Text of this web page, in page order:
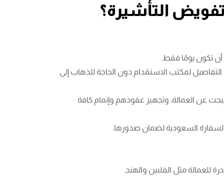
التأشيرة؟
أن تكون يومًا فقط.
لمكتب الاستقدام دون الحاجة للذهاب إلى
عن العمالة، وتجهيز عقودهم وإتمام كافة
السفارة السعودية لضمان صدورها.
للعمالة مثل الفلبين والهند.